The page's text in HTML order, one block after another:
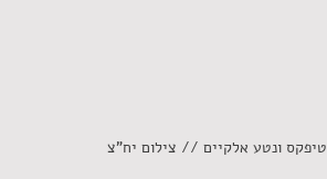
טיפקס ונטע אלקיים // צילום יח"צ